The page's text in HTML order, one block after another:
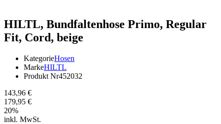
HILTL, Bundfaltenhose Primo, Regular
Fit, Cord, beige
KategorieHosen
MarkeHILTL
Produkt Nr452032
143,96 €
179,95 €
20%
inkl. MwSt.